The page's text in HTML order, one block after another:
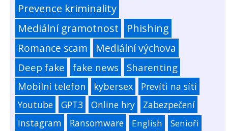
Prevence kriminality
Mediální gramotnost
Phishing
Romance scam
Mediální výchova
Deep fake fake news Sharenting
Mobilní telefon kybersex
Prevíti na síti
Youtube
GPT3 Online hry
Zabezpečení
Instagram
Ransomware English
Senioři